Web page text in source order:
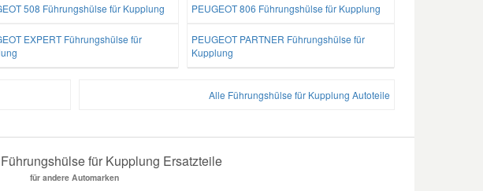
508 Führungshülse für Kupplung PEUGEOT 806 Führungshülse für Kupplung
EXPERT Führungshülse für
PEUGEOT PARTNER Führungshülse für
Kupplung
Alle Führungshülse für Kupplung Autoteile
für Kupplung Ersatzteile
für andere Automarken